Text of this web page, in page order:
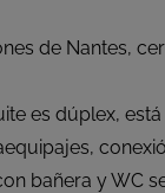
de Nantes,
es dúplex,
bañera y WC